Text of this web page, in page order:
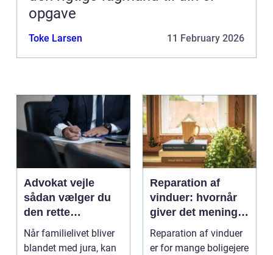
opgave
Toke Larsen 11 February 2026
Advokat vejle
sådan vælger du
den rette
familieretsadvokat
Når familielivet bliver
blandet med jura, kan
Reparation af
vinduer: hvornår
giver det mening,
og hvad skal du
vælge?
Reparation af vinduer
er for mange boligejere